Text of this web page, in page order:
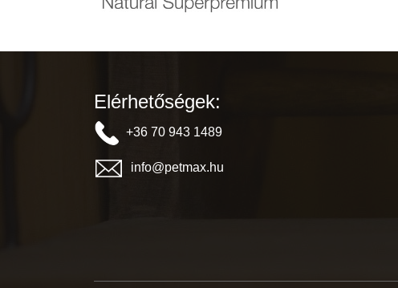
Elérhetőségek:
+36 70 943 1489
info@petmax.hu